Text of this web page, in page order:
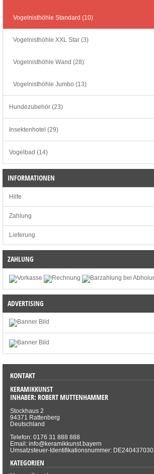
Vogelnisthöhle Standard (10)
Vogelnisthöhle XXL Star (3)
Vogelnisthöhle Wand (28)
Vogelnisthöhle Jumbo (13)
Hundezubehör (23)
Insektenhotel (29)
Vogelbad (14)
INFORMATIONEN
Hilfe
Zahlung
Lieferung
ZAHLUNG
ADVERTISING
KONTAKT
KERAMIKKUNST
INHABER: ROBERT MUTTENHAMMER
Stockhaus 2
94371 Rattenberg
Deutschland
Telefon: 0176 31 888 888
Email: info@keramikkunst.bayern
Umsatzsteuer-Identifikationsnummer: DE240437030
KATEGORIEN